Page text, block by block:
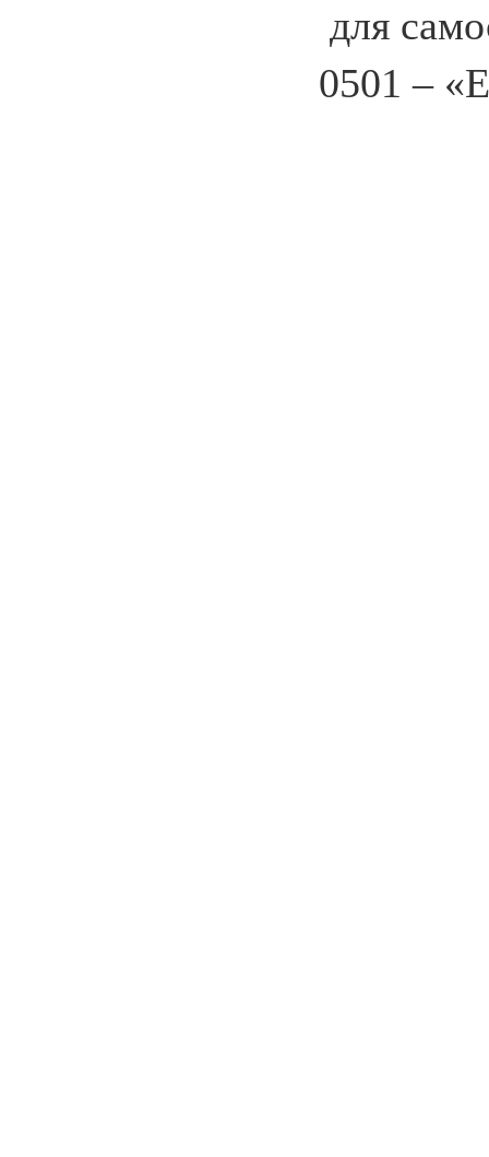
для
0501 –